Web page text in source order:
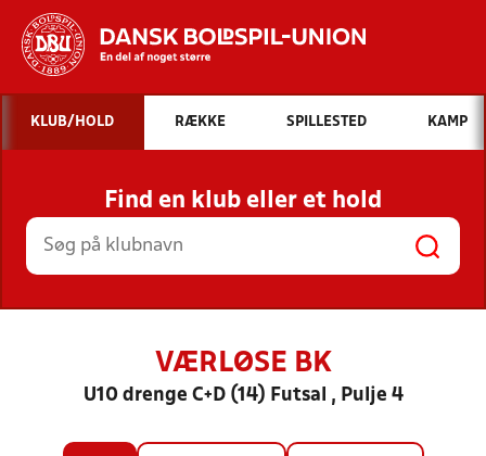
Hvad vil du søge efter?
INDHOLD OG NYHEDER
STILLINGER, RESULTATER, KLUBBER OG
HOLD
KLUB/HOLD RÆKKE SPILLESTED KAMP
Find en klub eller et hold
VÆRLØSE BK
U10 drenge C+D (14) Futsal , Pulje 4